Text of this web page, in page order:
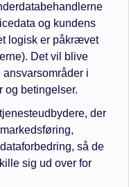
og kundens
logisk er påkrævet
Det vil blive
i
og betingelser.
der
så de
sig ud over for